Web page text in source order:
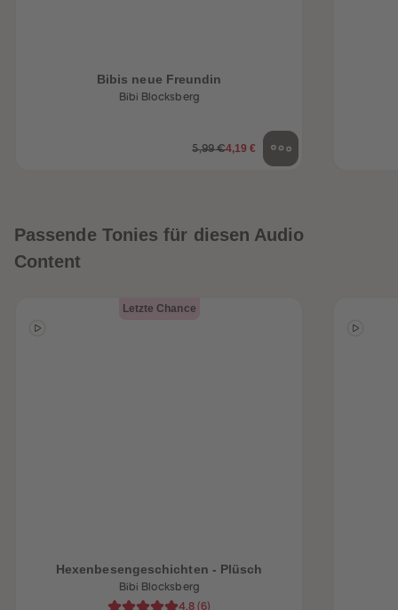
Bibis neue Freundin
Bibi Blocksberg
5,99 €4,19 €
Passende Tonies für diesen Audio
Content
Letzte Chance
Hexenbesengeschichten - Plüsch
Bibi Blocksberg
4.8 (6)